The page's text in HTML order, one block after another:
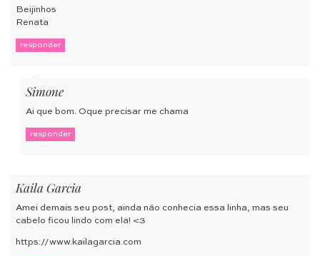
Beijinhos
Renata
responder
Simone
Ai que bom. Oque precisar me chama
responder
Kaila Garcia
Amei demais seu post, ainda não conhecia essa linha, mas seu
cabelo ficou lindo com ela! <3
https://www.kailagarcia.com